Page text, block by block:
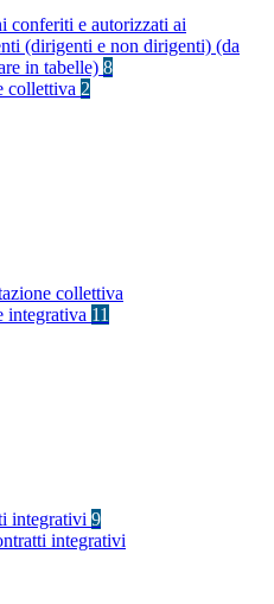
conferiti e autorizzati ai
(dirigenti e non dirigenti) (da
in tabelle) 8
collettiva 2
collettiva
integrativa 11
integrativi 9
integrativi